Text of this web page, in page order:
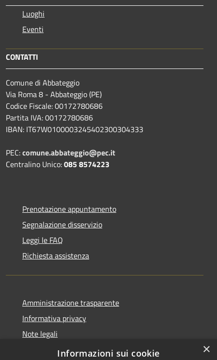
Luoghi
Eventi
CONTATTI
Comune di Abbateggio
Via Roma 8 - Abbateggio (PE)
Codice Fiscale: 00172780686
Partita IVA: 00172780686
IBAN: IT67W0100003245402300304333
PEC:comune.abbateggio@pec.it
Centralino Unico:085 8574223
Prenotazione appuntamento
Segnalazione disservizio
Leggi le FAQ
Richiesta assistenza
Amministrazione trasparente
Informativa privacy
Note legali
Dichiarazione di accessibilità
×
Informazioni sui cookie